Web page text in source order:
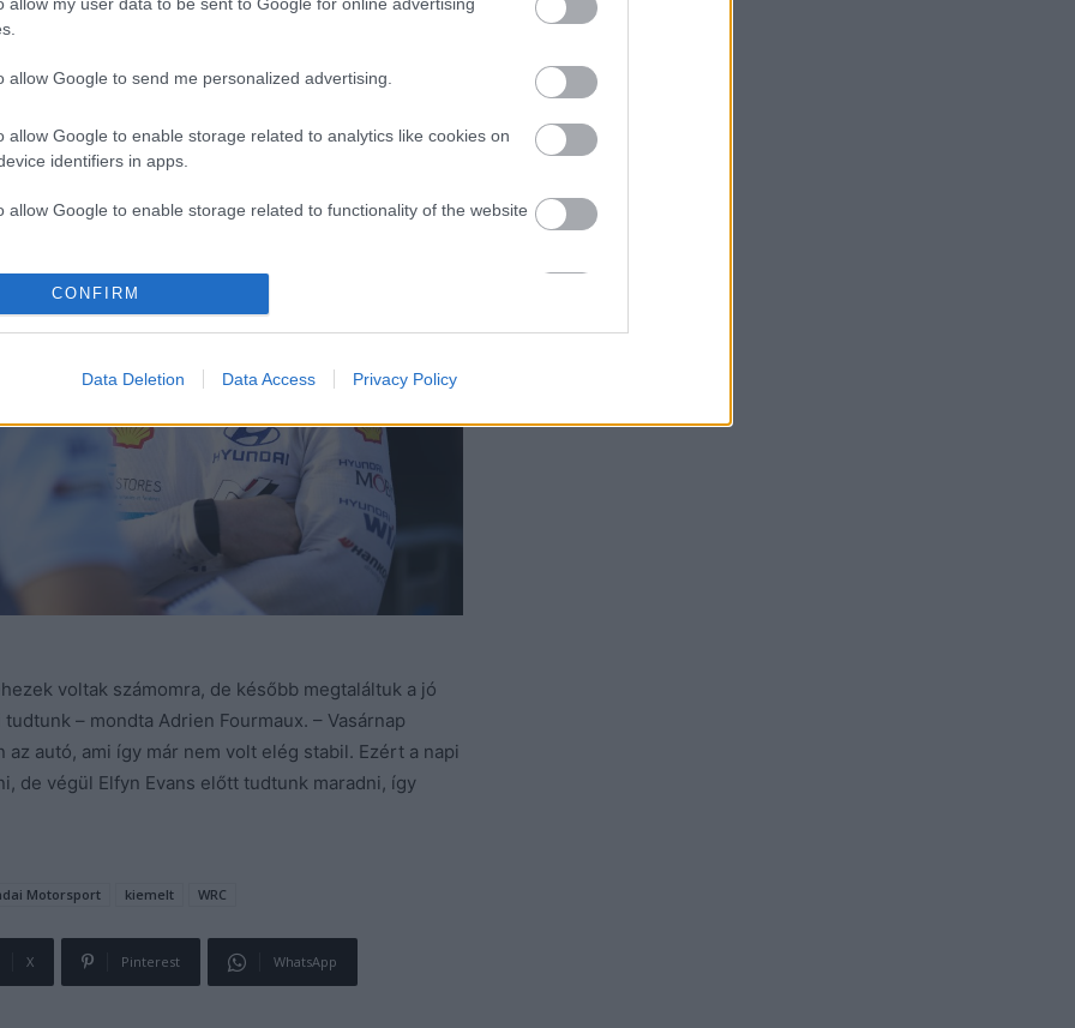
allow Google to send me personalized advertising.
allow Google to enable storage related to analytics like cookies on
identifiers in apps.
allow Google to enable storage related to functionality of the website
allow Google to enable storage related to personalization.
functionality and fraud prevention, and other user protection.
CONFIRM
Data Deletion Data Access Privacy Policy
voltak számomra, de később megtaláltuk a jó
– mondta Adrien Fourmaux. – Vasárnap
autó, ami így már nem volt elég stabil. Ezért a napi
de végül Elfyn Evans előtt tudtunk maradni, így
Motorsport kiemelt WRC
X Pinterest WhatsApp